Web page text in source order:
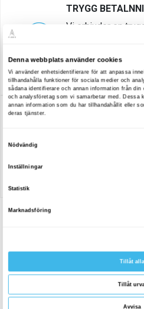
TRYGG
Vi erbjuder en
välkommen att
monteras, säljs